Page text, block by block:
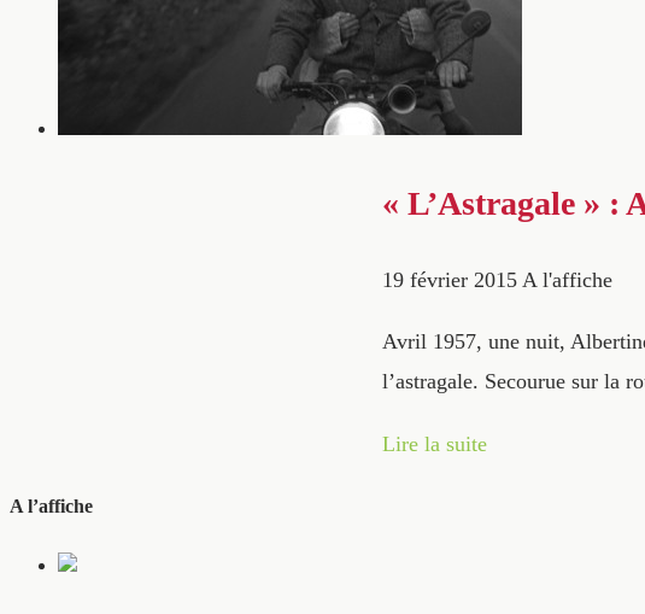
« L’Astragale » :
19 février 2015 A l'affiche
Avril 1957, une nuit,
l’astragale. Secourue sur la
Lire la suite
A l’affiche